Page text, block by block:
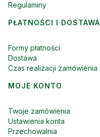
Regulaminy
PŁATNOŚCI I DOSTAWA
Formy płatności
Dostawa
Czas realizacji zamówienia
MOJE KONTO
Twoje zamówienia
Ustawienia konta
Przechowalnia